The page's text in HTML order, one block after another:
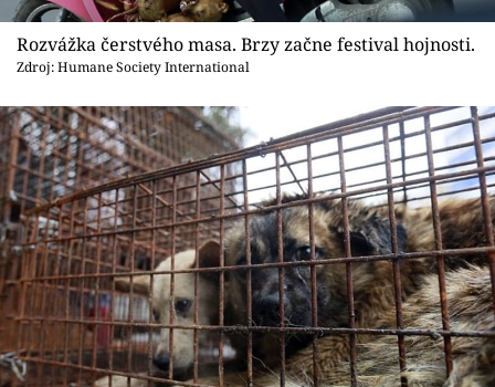
Videa
Sledujte prima+
Přihlášení
Sledujte nás
Rozvážka čerstvého masa. Brzy začne festival hojnosti.
Zdroj: Humane Society International